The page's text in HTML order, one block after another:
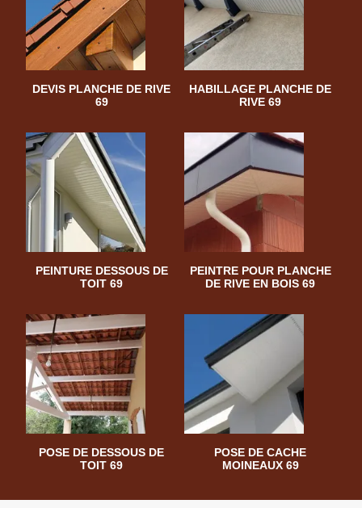
DEVIS PLANCHE DE RIVE
69
HABILLAGE PLANCHE DE
RIVE 69
PEINTURE DESSOUS DE
TOIT 69
PEINTRE POUR PLANCHE
DE RIVE EN BOIS 69
POSE DE DESSOUS DE
TOIT 69
POSE DE CACHE
MOINEAUX 69